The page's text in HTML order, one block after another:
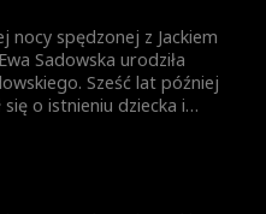
oficjalnie uznany przez
synowi – zyskała szacunek
życie.
nocy spędzonej z Jackiem
Sadowska urodziła
Sześć lat później
się o istnieniu dziecka i
nimi zaczęło kiełkować
oficjalnie uznany przez